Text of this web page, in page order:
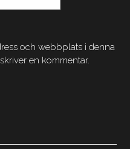
och webbplats i denna
en kommentar.